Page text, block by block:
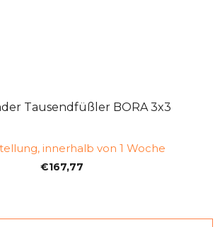
Tausendfüßler BORA 3x3
innerhalb von 1 Woche
€167,77